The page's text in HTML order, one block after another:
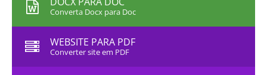
Converta Docx para Doc
WEBSITE PARA PDF
Converter site em PDF